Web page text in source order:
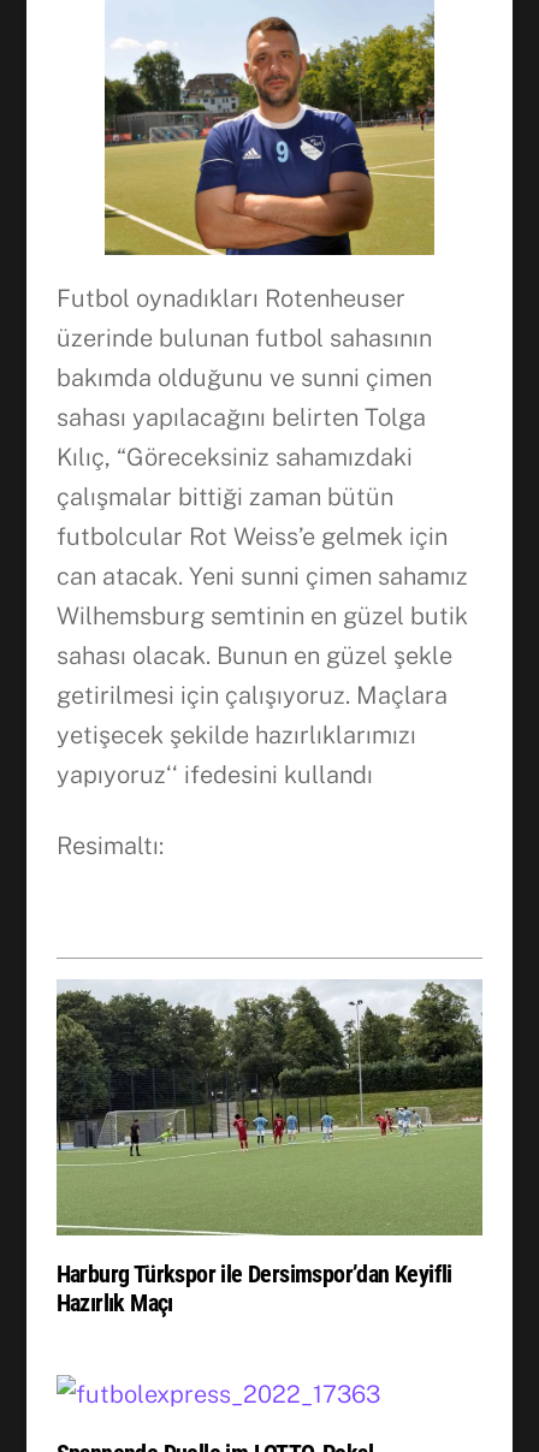
Futbol oynadıkları Rotenheuser
üzerinde bulunan futbol sahasının
bakımda olduğunu ve sunni çimen
sahası yapılacağını belirten Tolga
Kılıç, “Göreceksiniz sahamızdaki
çalışmalar bittiği zaman bütün
futbolcular Rot Weiss’e gelmek için
can atacak. Yeni sunni çimen sahamız
Wilhemsburg semtinin en güzel butik
sahası olacak. Bunun en güzel şekle
getirilmesi için çalışıyoruz. Maçlara
yetişecek şekilde hazırlıklarımızı
yapıyoruz‘‘ ifedesini kullandı
Resimaltı:
Harburg Türkspor ile Dersimspor’dan Keyifli
Hazırlık Maçı